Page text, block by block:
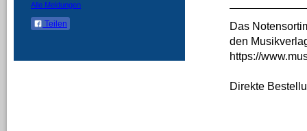
Das
den
https://
Direkte
Alle Meldungen
Teilen